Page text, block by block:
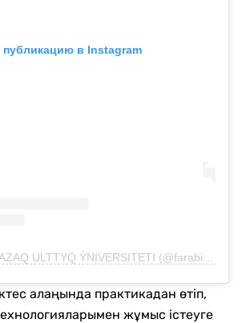
публикацию в Instagram
алаңында практикадан өтіп,
жұмыс істеуге